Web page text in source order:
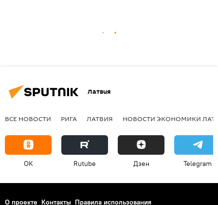
Латвия
ВСЕ НОВОСТИ РИГА ЛАТВИЯ НОВОСТИ ЭКОНОМИКИ
OK Rutube Дзен Telegram
О проекте Контакты Правила использования